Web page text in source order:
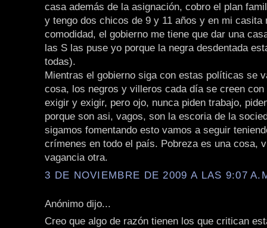
casa además de la asignación, cobro el plan
y tengo dos chicos de 9 y 11 años y en mi casita
comodidad, el gobierno me tiene que dar una
las S las puse yo porque la negra desdentada
todas).
Mientras el gobierno siga con estas políticas se
cosa, los negros y villeros cada día se creen con
exigir y exigir, pero ojo, nunca piden trabajo,
porque son asi, vagos, son la escoria de la
sigamos fomentando esto vamos a seguir
crímenes en todo el país. Pobreza es una cosa,
vagancia otra.
3 DE NOVIEMBRE DE 2009 A LAS 9:07
Anónimo dijo...
Creo que algo de razón tienen los que critican